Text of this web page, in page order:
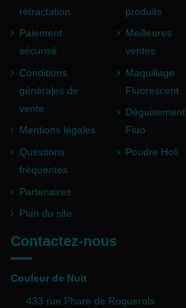
rétractation
Paiement
sécurisé
Conditions
générales de
vente
Mentions légales
Questions
fréquentes
Partenaires
Plan du site
produits
Meilleures
ventes
Maquillage
Fluorescent
Déguisement
Fluo
Poudre Holi
Contactez-nous
Couleur de Nuit
433 rue Phare de Roquerols